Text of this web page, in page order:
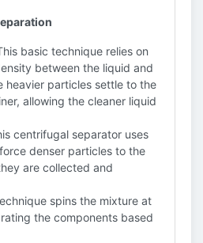
basic technique relies on
between the liquid and
heavier particles settle to the
allowing the cleaner liquid
centrifugal separator uses
denser particles to the
are collected and
spins the mixture at
the components based